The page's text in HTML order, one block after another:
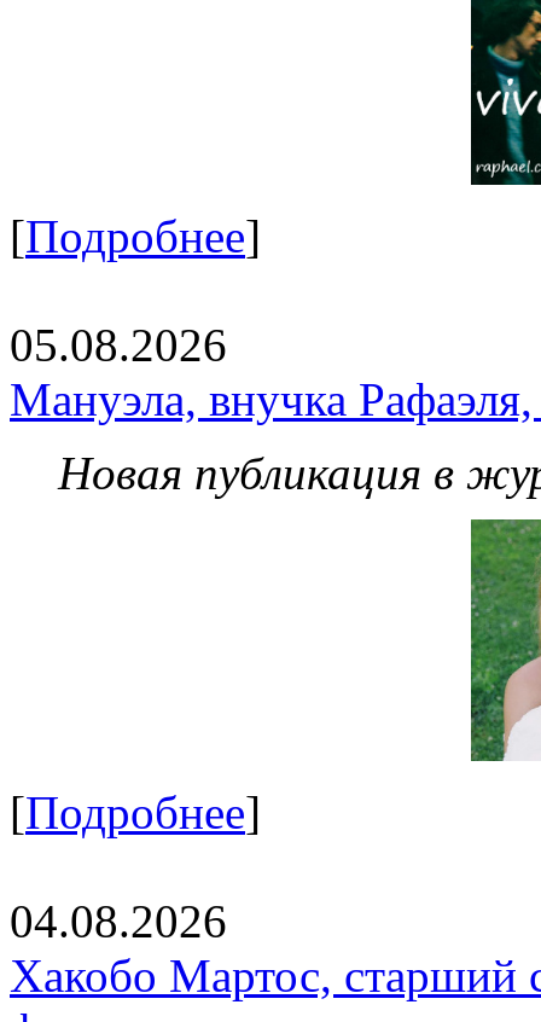
[Подробнее]
05.08.2026
Мануэла, внучка
Новая публикация в
[Подробнее]
04.08.2026
Хакобо Мартос, старший